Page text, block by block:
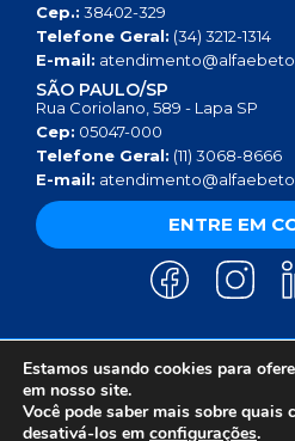
Cep.: 38402-329
Telefone Geral: (34) 3212-1314
E-mail:
SÃO PAULO/SP
Rua Coriolano, 589 - Lapa SP
Cep: 05047-000
Telefone Geral: (11) 3068-8666
E-mail:
ENTRE EM
AVISO DE PRIVACIDADE POLÍTICA DE
COPYRIGHT 2025 © INSTITUTO ALFA
Estamos usando cookies para
em nosso site.
Você pode saber mais sobre quais
desativá-los em configurações.